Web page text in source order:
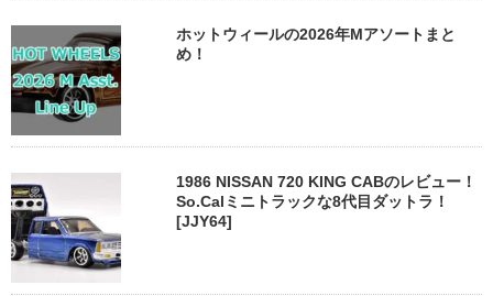
ホットウィールの2026年Mアソートまと
め！
1986 NISSAN 720 KING CABのレビュー！
So.Calミニトラックな8代目ダットラ！
[JJY64]